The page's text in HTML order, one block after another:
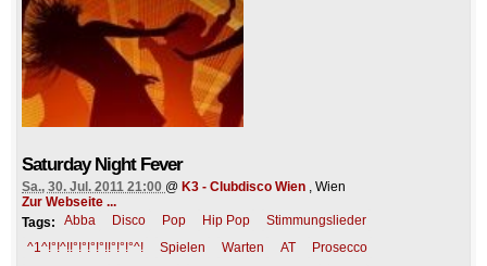
Saturday Night Fever
Sa., 30. Jul. 2011 21:00 @ K3 - Clubdisco Wien , Wien
Zur Webseite ...
Tags:
Abba Disco Pop Hip Pop
Stimmungslieder
^1^!°!^!!°!°!°!°!!°!°!°^!
Spielen Warten AT
Prosecco